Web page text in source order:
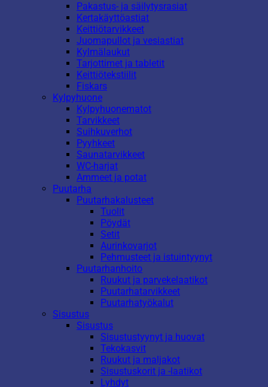
Pakastus- ja säilytysrasiat
Kertakäyttöastiat
Keittiötarvikkeet
Juomapullot ja vesiastiat
Kylmälaukut
Tarjottimet ja tabletit
Keittiötekstiilit
Fiskars
Kylpyhuone
Kylpyhuonematot
Tarvikkeet
Suihkuverhot
Pyyhkeet
Saunatarvikkeet
WC-harjat
Ammeet ja potat
Puutarha
Puutarhakalusteet
Tuolit
Pöydät
Setit
Aurinkovarjot
Pehmusteet ja istuintyynyt
Puutarhanhoito
Ruukut ja parvekelaatikot
Puutarhatarvikkeet
Puutarhatyökalut
Sisustus
Sisustus
Sisustustyynyt ja huovat
Tekokasvit
Ruukut ja maljakot
Sisustuskorit ja -laatikot
Lyhdyt